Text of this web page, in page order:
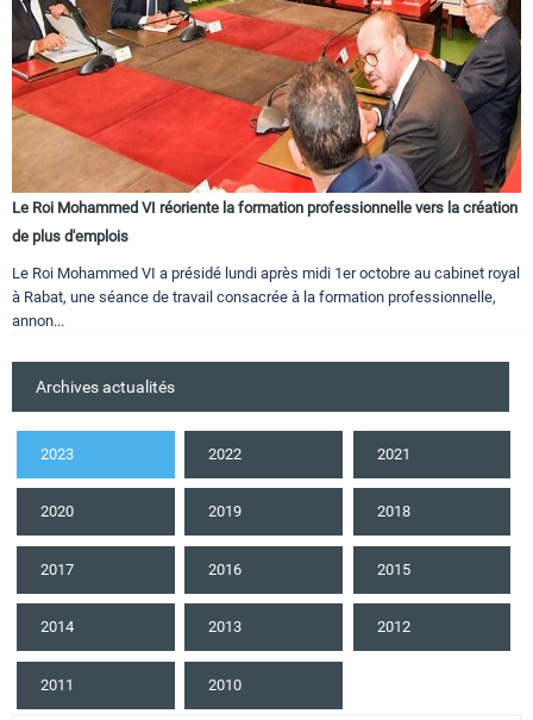
Le Roi Mohammed VI réoriente la formation professionnelle vers la création
de plus d'emplois
Le Roi Mohammed VI a présidé lundi après midi 1er octobre au cabinet royal
à Rabat, une séance de travail consacrée à la formation professionnelle,
annon...
Archives actualités
2023 2022 2021
2020 2019 2018
2017 2016 2015
2014 2013 2012
2011 2010